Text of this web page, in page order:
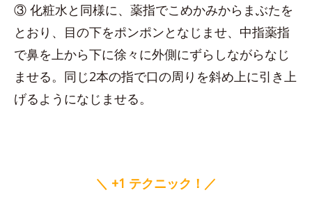
③ 化粧水と同様に、薬指でこめかみからまぶたを
とおり、目の下をポンポンとなじませ、中指薬指
で鼻を上から下に徐々に外側にずらしながらなじ
ませる。同じ2本の指で口の周りを斜め上に引き上
げるようになじませる。
＼ +1 テクニック！／